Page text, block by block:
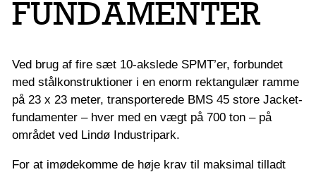
FUNDAMENTER
Ved brug af fire sæt 10-akslede SPMT’er, forbundet
med stålkonstruktioner i en enorm rektangulær ramme
på 23 x 23 meter, transporterede BMS 45 store Jacket-
fundamenter – hver med en vægt på 700 ton – på
området ved Lindø Industripark.
For at imødekomme de høje krav til maksimal tilladt